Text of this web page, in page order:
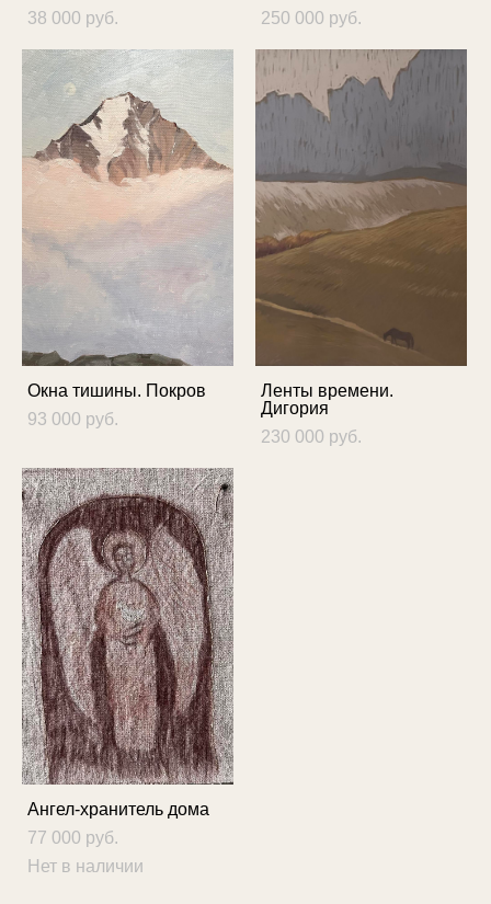
38 000 pуб.
250 000 pуб.
Окна тишины. Покров
93 000 pуб.
Ленты времени.
Дигория
230 000 pуб.
Ангел-хранитель дома
77 000 pуб.
Нет в наличии